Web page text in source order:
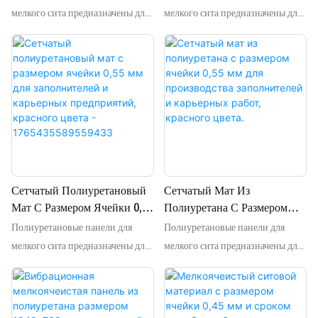
Мат 1040х700 Мм Для
Размером Ячейки 1,2 Мм -
1765435746876813
мелкого сита предназначены для
высокочастотных вибрационных
грохотов, в основном для
просеивания мелкозернистых
металлических песков, таких как:
кварцевый песок, золотой песок,
песок для обогащения угля и т. д.
TH56-42, а также могут быть
разработаны другие профили.
Мы также предоставляем услуги
OEM для наших клиентов.
Мат Размером 1040x700 Мм
Размером Ячейки 1,2 Мм.
мелкого сита предназначены для
высокочастотных вибрационных
грохотов, в основном для
просеивания мелкозернистых
металлических песков, таких как:
кварцевый песок, золотой песок,
песок для обогащения угля и т. д.
TH56-42, а также могут быть
разработаны другие профили.
Мы также предоставляем услуги
OEM для наших клиентов.
Сетчатый Полиуретановый
Мат С Размером Ячейки 0,55
Мм Для Заполнителей И
Карьерных Предприятий,
1765435589559433
Полиуретановые панели для
мелкого сита предназначены для
высокочастотных вибрационных
грохотов, в основном для
просеивания мелкозернистых
Сетчатый Мат Из
Полиуретана С Размером
Ячейки 0,55 Мм Для
Производства Заполнителей
Красного Цвета.
Полиуретановые панели для
мелкого сита предназначены для
высокочастотных вибрационных
грохотов, в основном для
просеивания мелкозернистых